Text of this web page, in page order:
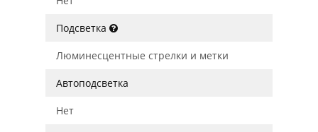
Подсветка
Люминесцентные стрелки и метки
Автоподсветка
Нет